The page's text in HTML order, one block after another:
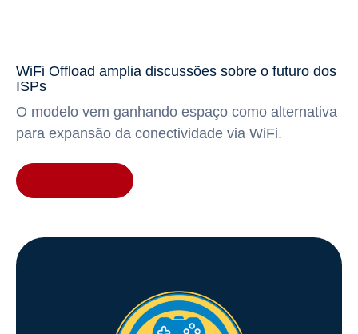
WiFi Offload amplia discussões sobre o futuro dos
ISPs
O modelo vem ganhando espaço como alternativa
para expansão da conectividade via WiFi.